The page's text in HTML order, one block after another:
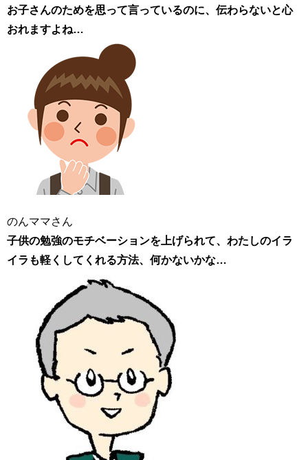
お子さんのためを思って言っているのに、伝わらないと心
おれますよね…
のんママさん
子供の勉強のモチベーションを上げられて、わたしのイラ
イラも軽くしてくれる方法、何かないかな…